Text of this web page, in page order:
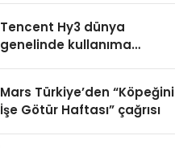
Tencent Hy3 dünya
genelinde kullanıma
Mars Türkiye’den “Köpeğini
İşe Götür Haftası” çağrısı